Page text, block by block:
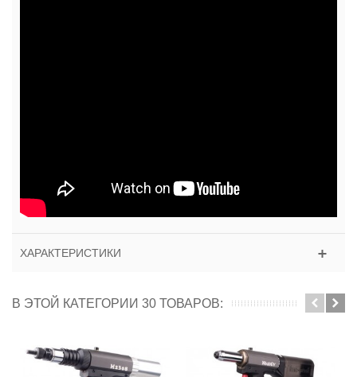
ХАРАКТЕРИСТИКИ
В ЭТОЙ КАТЕГОРИИ 30 ТОВАРОВ: